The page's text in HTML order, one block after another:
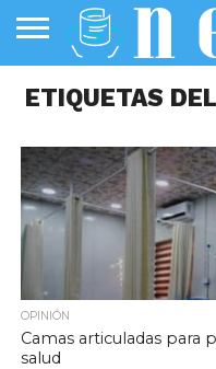
PÚBLICA
SANIDAD
INVESTIGACIÓN
ENTREVISTAS
PROFESIONALES
DE LA SALUD
INFOGRAFÍAS
DE SALUD
OPINIÓN
ETIQUETAS
OPINIÓN
Camas articuladas para
salud